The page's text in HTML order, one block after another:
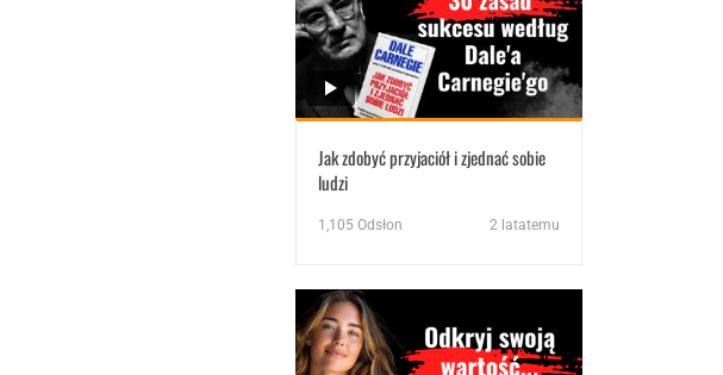
Jak zdobyć przyjaciół i zjednać sobie
ludzi
1,105 Odsłon 2 latatemu